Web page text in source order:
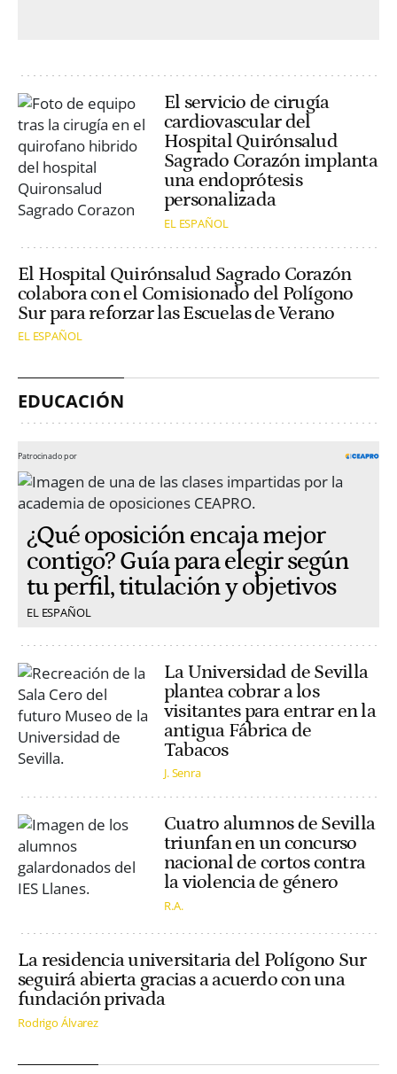
El servicio de cirugía
cardiovascular del
Hospital Quirónsalud
Sagrado Corazón implanta
una endoprótesis
personalizada
EL ESPAÑOL
El Hospital Quirónsalud Sagrado Corazón
colabora con el Comisionado del Polígono
Sur para reforzar las Escuelas de Verano
EL ESPAÑOL
EDUCACIÓN
Patrocinado por
¿Qué oposición encaja mejor
contigo? Guía para elegir según
tu perfil, titulación y objetivos
EL ESPAÑOL
La Universidad de Sevilla
plantea cobrar a los
visitantes para entrar en la
antigua Fábrica de
Tabacos
J. Senra
Cuatro alumnos de Sevilla
triunfan en un concurso
nacional de cortos contra
la violencia de género
R.A.
La residencia universitaria del Polígono Sur
seguirá abierta gracias a acuerdo con una
fundación privada
Rodrigo Álvarez